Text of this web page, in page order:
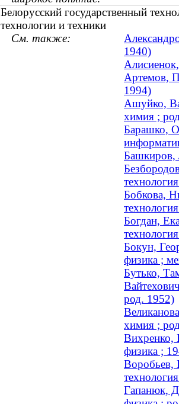
Белорусский государственный
технологии и техники
См. также:
1940)
Артемов,
1994)
Ашуйко,
химия ;
Барашко,
Башкиров,
Бобкова,
Богдан,
Бокун,
физика ;
Бутько,
род. 1952)
химия ;
Вихренко,
физика ;
Воробьев,
Гапанюк,